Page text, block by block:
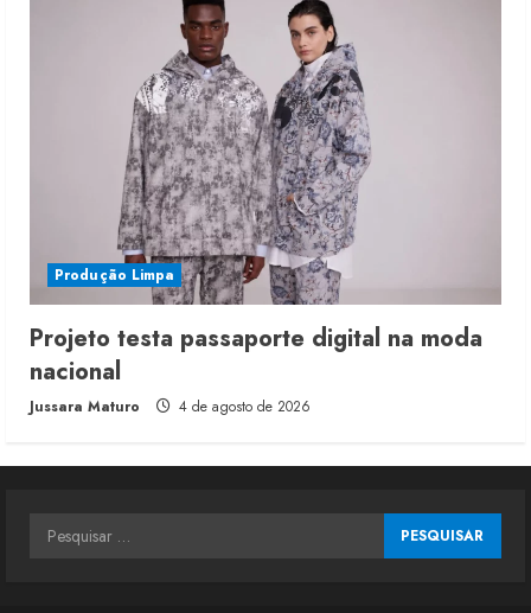
Produção Limpa
Projeto testa passaporte digital na moda
nacional
Jussara Maturo 4 de agosto de 2026
Pesquisar